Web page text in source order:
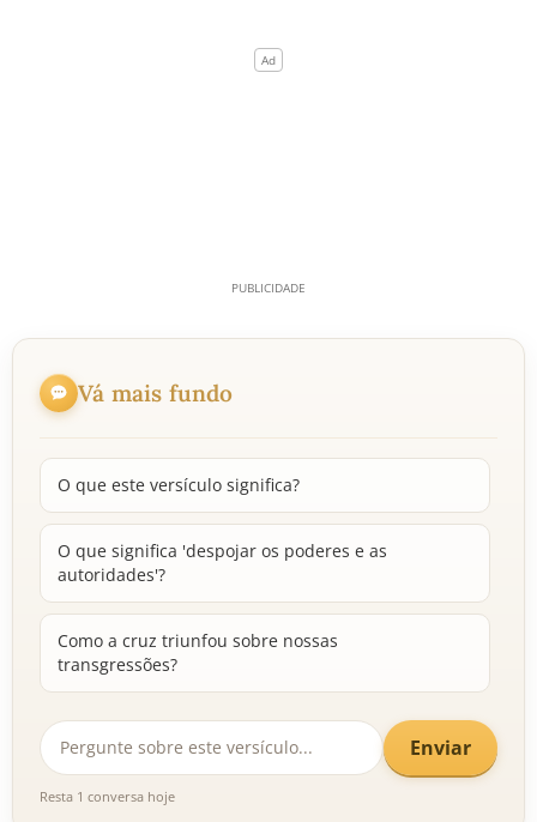
Vá mais fundo
O que este versículo significa?
O que significa 'despojar os poderes e as
autoridades'?
Como a cruz triunfou sobre nossas
transgressões?
Enviar
Resta 1 conversa hoje